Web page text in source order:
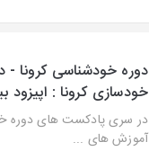
دوره خودشناسی کرونا -
خودسازی کرونا :
در سری پادکست های دوره
آموزش های ...